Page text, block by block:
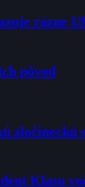
rázne
pôvod
zločineckú
Klasu